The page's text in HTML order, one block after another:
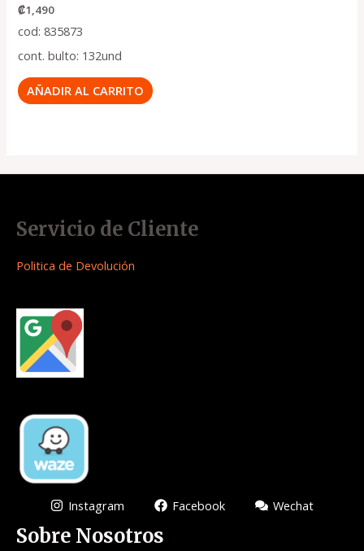
₡1,490
cod: 835873
cont. bulto: 132und
AÑADIR AL CARRITO
Servicio de Cliente
Politica de Devolución
Instagram Facebook Wechat
Sobre Nosotros